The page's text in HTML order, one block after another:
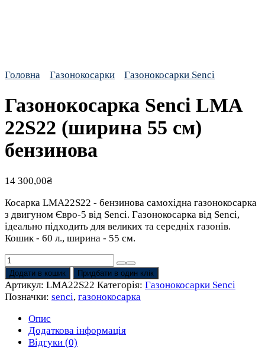
Головна Газонокосарки Газонокосарки Senci
Газонокосарка Senci LMA
22S22 (ширина 55 см)
бензинова
14 300,00₴
Косарка LMA22S22 - бензинова самохідна газонокосарка
з двигуном Євро-5 від Senci. Газонокосарка від Senci,
ідеально підходить для великих та середніх газонів.
Кошик - 60 л., ширина - 55 см.
Газонокосарка
Senci
LMA
22S22
см)
бензинова
Додати в кошик Придбати в один клік
Артикул: LMA22S22 Категорія: Газонокосарки Senci
Позначки: senci, газонокосарка
Опис
Додаткова інформація
Відгуки (0)